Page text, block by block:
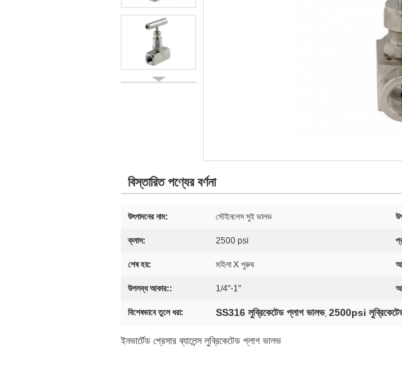
বিস্তারিত পণ্যের বর্ণনা
উৎপাদনের নাম: স্টেইনলেস সুই ভালভ
ক্লাস: 2500 psi
শেষ হয়: মহিলা X পুরুষ
উপলব্ধ আকার:: 1/4"-1"
বিশেষভাবে তুলে ধরা: SS316 লুব্রিকেটেড প্লাগ ভালভ, 2500psi
ইনভার্টেড প্রেসার ব্যালেন্স লুব্রিকেটেড প্লাগ ভালভ